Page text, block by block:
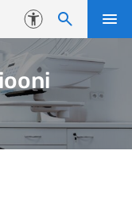
Juurdepääsetavus